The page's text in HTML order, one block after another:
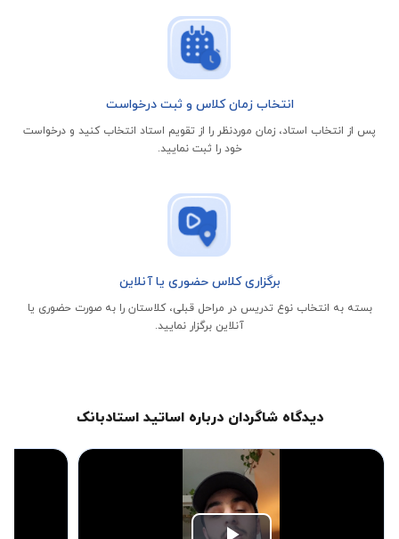
انتخاب زمان کلاس و ثبت درخواست
پس از انتخاب استاد، زمان موردنظر را از تقویم استاد انتخاب کنید و درخواست
خود را ثبت نمایید.
برگزاری کلاس حضوری یا آنلاین
بسته به انتخاب نوع تدریس در مراحل قبلی، کلاستان را به صورت حضوری یا
آنلاین برگزار نمایید.
دیدگاه شاگردان درباره اساتید استادبانک